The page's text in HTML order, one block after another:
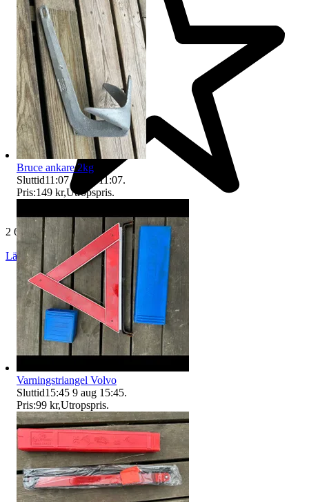
2 640 omdömen
Läs omdömen Följ
Bruce ankare 2kg
Sluttid11:07 9 aug 11:07.
Pris:149 kr,Utropspris.
Varningstriangel Volvo
Sluttid15:45 9 aug 15:45.
Pris:99 kr,Utropspris.